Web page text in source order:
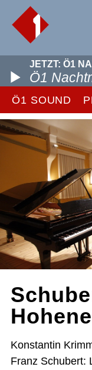
JETZT: Ö1
Ö1
Ö1 SOUND
Konstantin
Franz Schubert: